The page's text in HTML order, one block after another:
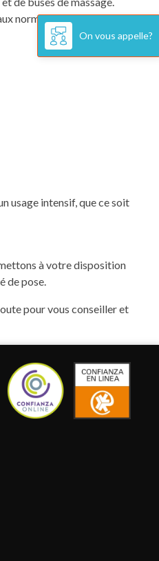
normes en vigueur.
usage intensif, que ce soit
à votre disposition
de pose.
pour vous conseiller et
On vous appelle?